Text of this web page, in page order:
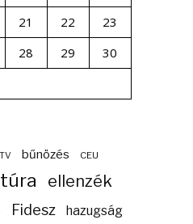
21 22
23
28 29
30
bűnözés CEU
ellenzék
Fidesz hazugság